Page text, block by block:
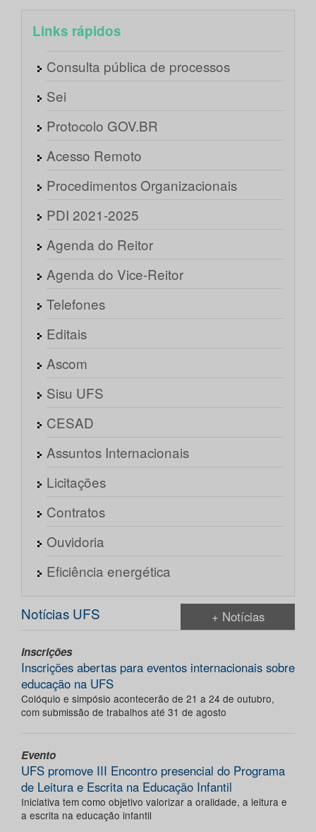
Links rápidos
Consulta pública de processos
Sei
Protocolo GOV.BR
Acesso Remoto
Procedimentos Organizacionais
PDI 2021-2025
Agenda do Reitor
Agenda do Vice-Reitor
Telefones
Editais
Ascom
Sisu UFS
CESAD
Assuntos Internacionais
Licitações
Contratos
Ouvidoria
Eficiência energética
Notícias UFS + Notícias
Inscrições
Inscrições abertas para eventos internacionais sobre
educação na UFS
Colóquio e simpósio acontecerão de 21 a 24 de outubro,
com submissão de trabalhos até 31 de agosto
Evento
UFS promove III Encontro presencial do Programa
de Leitura e Escrita na Educação Infantil
Iniciativa tem como objetivo valorizar a oralidade, a leitura e
a escrita na educação infantil